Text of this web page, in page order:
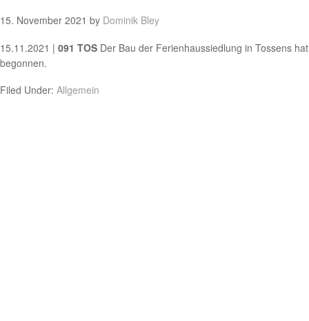
15. November 2021 by Dominik Bley
15.11.2021 | 091 TOS Der Bau der Ferienhaussiedlung in Tossens hat
begonnen.
Filed Under: Allgemein